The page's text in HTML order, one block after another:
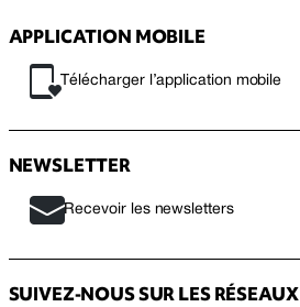
APPLICATION MOBILE
Télécharger l’application mobile
NEWSLETTER
Recevoir les newsletters
SUIVEZ-NOUS SUR LES RÉSEAUX